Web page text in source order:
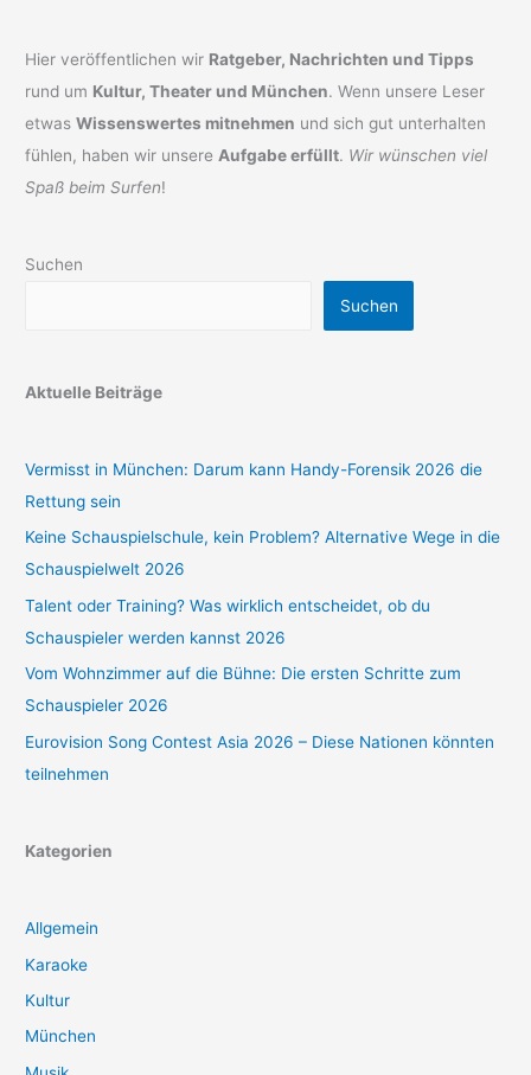
Hier veröffentlichen wir Ratgeber, Nachrichten und Tipps
rund um Kultur, Theater und München. Wenn unsere Leser
etwasWissenswertes mitnehmen und sich gut unterhalten
fühlen, haben wir unsere Aufgabe erfüllt. Wir wünschen viel
Spaß beim Surfen!
Suchen
Suchen
Aktuelle Beiträge
Vermisst in München: Darum kann Handy-Forensik 2026 die
Rettung sein
Keine Schauspielschule, kein Problem? Alternative Wege in die
Schauspielwelt 2026
Talent oder Training? Was wirklich entscheidet, ob du
Schauspieler werden kannst 2026
Vom Wohnzimmer auf die Bühne: Die ersten Schritte zum
Schauspieler 2026
Eurovision Song Contest Asia 2026 – Diese Nationen könnten
teilnehmen
Kategorien
Allgemein
Karaoke
Kultur
München